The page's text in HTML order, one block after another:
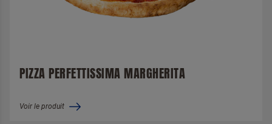
PIZZA PERFETTISSIMA MARGHERITA
Voir le produit